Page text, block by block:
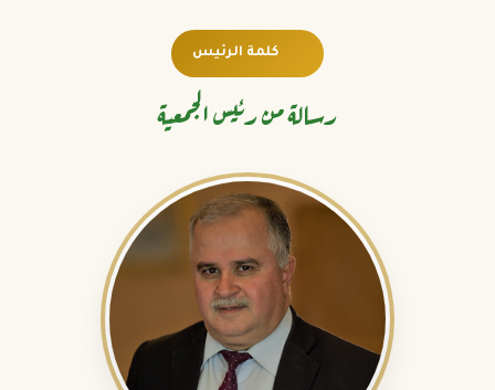
كلمة الرئيس
رسالة من رئيس الجمعية